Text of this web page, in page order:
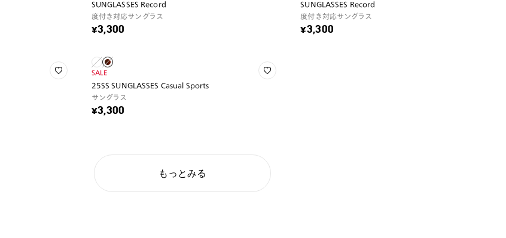
SUNGLASSES Record
度付き対応サングラス
¥3,300
SUNGLASSES Record
度付き対応サングラス
¥3,300
SALE
25SS SUNGLASSES Casual Sports
サングラス
¥3,300
もっとみる